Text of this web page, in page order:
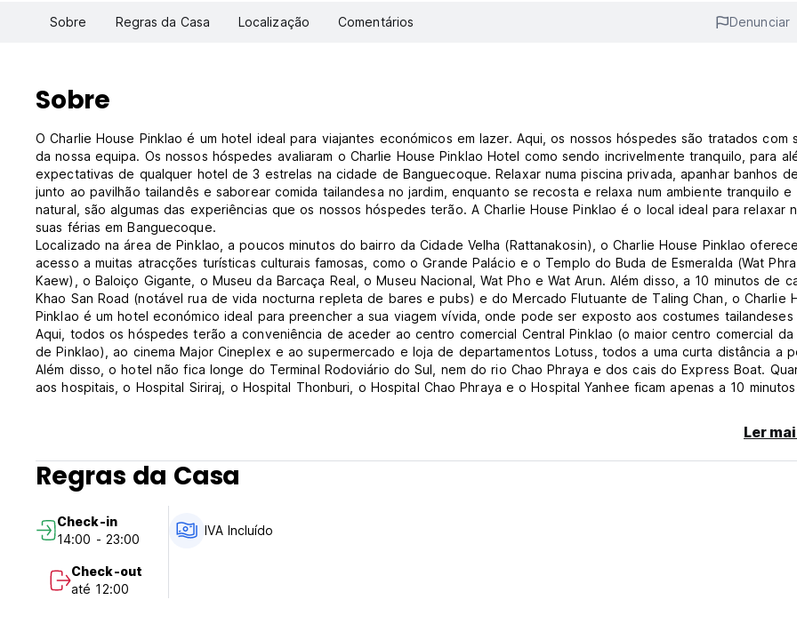
Sobre Regras da Casa Localização Comentários Denunciar
Sobre
O Charlie House Pinklao é um hotel ideal para viajantes económicos em lazer. Aqui, os nossos hóspedes são tratados com
da nossa equipa. Os nossos hóspedes avaliaram o Charlie House Pinklao Hotel como sendo incrivelmente tranquilo, para
expectativas de qualquer hotel de 3 estrelas na cidade de Banguecoque. Relaxar numa piscina privada, apanhar banhos
junto ao pavilhão tailandês e saborear comida tailandesa no jardim, enquanto se recosta e relaxa num ambiente tranquilo e
natural, são algumas das experiências que os nossos hóspedes terão. A Charlie House Pinklao é o local ideal para relaxar
suas férias em Banguecoque.
Localizado na área de Pinklao, a poucos minutos do bairro da Cidade Velha (Rattanakosin), o Charlie House Pinklao
acesso a muitas atracções turísticas culturais famosas, como o Grande Palácio e o Templo do Buda de Esmeralda (Wat Phra
Kaew), o Baloiço Gigante, o Museu da Barcaça Real, o Museu Nacional, Wat Pho e Wat Arun. Além disso, a 10 minutos de
Khao San Road (notável rua de vida nocturna repleta de bares e pubs) e do Mercado Flutuante de Taling Chan, o Charlie
Pinklao é um hotel económico ideal para preencher a sua viagem vívida, onde pode ser exposto aos costumes tailandeses
Aqui, todos os hóspedes terão a conveniência de aceder ao centro comercial Central Pinklao (o maior centro comercial da
de Pinklao), ao cinema Major Cineplex e ao supermercado e loja de departamentos Lotuss, todos a uma curta distância a
Além disso, o hotel não fica longe do Terminal Rodoviário do Sul, nem do rio Chao Phraya e dos cais do Express Boat.
aos hospitais, o Hospital Siriraj, o Hospital Thonburi, o Hospital Chao Phraya e o Hospital Yanhee ficam apenas a 10
principal objetivo do programa é incentivar os hotéis e a indústria das viagens a assumirem uma maior responsabilidade
sociedade e pelo ambiente. Assim, proibimos fumar em todos os tipos de quartos e nas áreas públicas do hotel para
bem-estar da maioria dos nossos não fumadores. No entanto, temos áreas dedicadas a fumadores disponíveis para os
que fumam.
si, o Charlie House Pinklao é o hotel mais sereno que pode encontrar em Pinklao e Thonburi.
Termos e políticas da propriedade:
1) Check-in a partir das 14:00
2) Check-out antes das 12:00
3) Horário de funcionamento da receção: 24 horas.
Ler
Regras da Casa
Check-in
14:00 - 23:00
Check-out
até 12:00
IVA Incluído